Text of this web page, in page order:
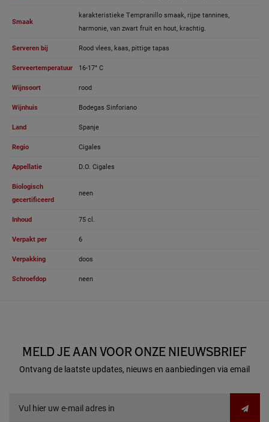
Smaak
karakteristieke Tempranillo smaak, rijpe tannines,
harmonie, van zwart fruit en hout, krachtig.
Serveren bij Rood vlees, kaas, pittige tapas
Serveertemperatuur 16-17° C
Wijnsoort rood
Wijnhuis Bodegas Sinforiano
Land Spanje
Regio Cigales
Appellatie D.O. Cigales
Biologisch
gecertificeerd
neen
Inhoud 75 cl.
Verpakt per 6
Verpakking doos
Schroefdop neen
MELD JE AAN VOOR ONZE NIEUWSBRIEF
Ontvang de laatste updates, nieuws en aanbiedingen via email